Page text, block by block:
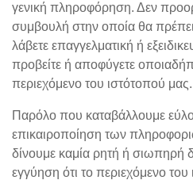
γενική πληροφόρηση. Δεν
συμβουλή στην οποία θα
λάβετε επαγγελματική ή
προβείτε ή αποφύγετε
περιεχόμενο του ιστότοπού μας.
Παρόλο που καταβάλλουμε
επικαιροποίηση των
δίνουμε καμία ρητή ή
εγγύηση ότι το περιεχόμενο του